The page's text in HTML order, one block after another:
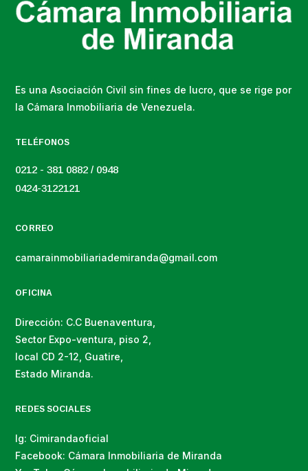
Es una Asociación Civil sin fines de lucro, que se rige por
la Cámara Inmobiliaria de Venezuela.
TELÉFONOS
0212 - 381 0882 / 0948
0424-3122121
CORREO
camarainmobiliariademiranda@gmail.com
OFICINA
Dirección: C.C Buenaventura,
Sector Expo-ventura, piso 2,
local CD 2-12, Guatire,
Estado Miranda.
REDES SOCIALES
Ig: Cimirandaoficial
Facebook: Cámara Inmobiliaria de Miranda